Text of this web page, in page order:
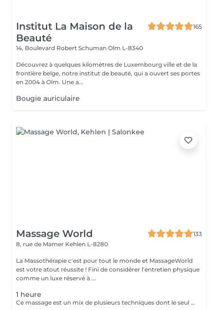
Institut La Maison de la
Beauté
165
14, Boulevard Robert Schuman Olm L-8340
Découvrez à quelques kilomètres de Luxembourg ville et de la
frontière belge, notre institut de beauté, qui a ouvert ses portes
en 2004 à Olm. Une a...
Bougie auriculaire
Massage World
133
8, rue de Mamer Kehlen L-8280
La Massothérapie c'est pour tout le monde et MassageWorld
est votre atout réussite ! Fini de considérer l'entretien physique
comme un luxe réservé à ...
1 heure
Ce massage est un mix de plusieurs techniques dont le seul but est : LE RÉSULTAT Chaque mix est étudié et décidé avec vous, car pour améliorer une conséquence, il faut en trouver la cause. Deep Tissue, Myofascial Release, Trigger Point, Scraping Gua-Sha, Cupping Therapy combinées pour une efficacité maximale !! Douleurs chronique ou passagères, augmentation de performances ou récupération, relaxation physique ou mentale, détoxication, drainage, la combinaison ces techniques offrent des possibilités illimitées.